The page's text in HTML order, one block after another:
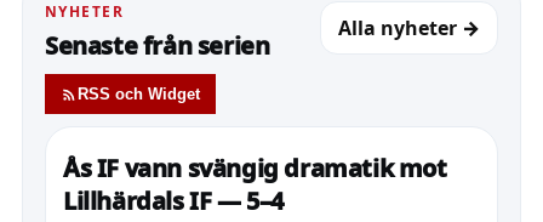
NYHETER
Senaste från serien
RSS och Widget
Alla nyheter →
Ås IF vann svängig dramatik mot
Lillhärdals IF — 5–4